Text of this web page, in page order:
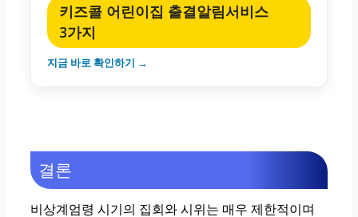
키즈콜 어린이집 출결알림서비스
3가지
지금 바로 확인하기 →
결론
비상계엄령 시기의 집회와 시위는 매우 제한적이며